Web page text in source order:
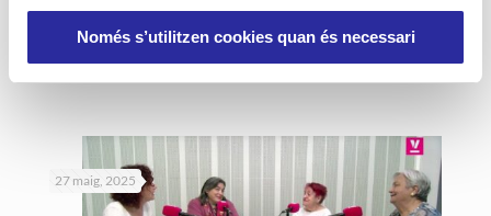
Només s’utilitzen cookies quan és necessari
Llegir més
27 maig, 2025